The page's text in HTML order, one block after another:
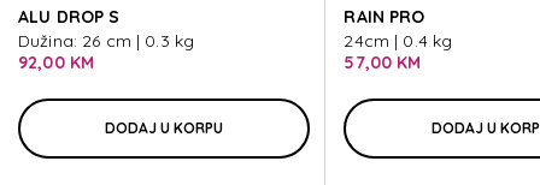
ALU DROP S
ALU DROP S
Dužina: 26 cm | 0.3 kg
92,00 KM
DODAJ U KORPU
RAIN PRO
24cm | 0.4 kg
57,00 KM
DODAJ U